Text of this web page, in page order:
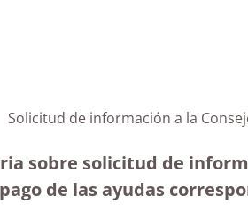
Solicitud de información a la
sobre solicitud de
de las ayudas